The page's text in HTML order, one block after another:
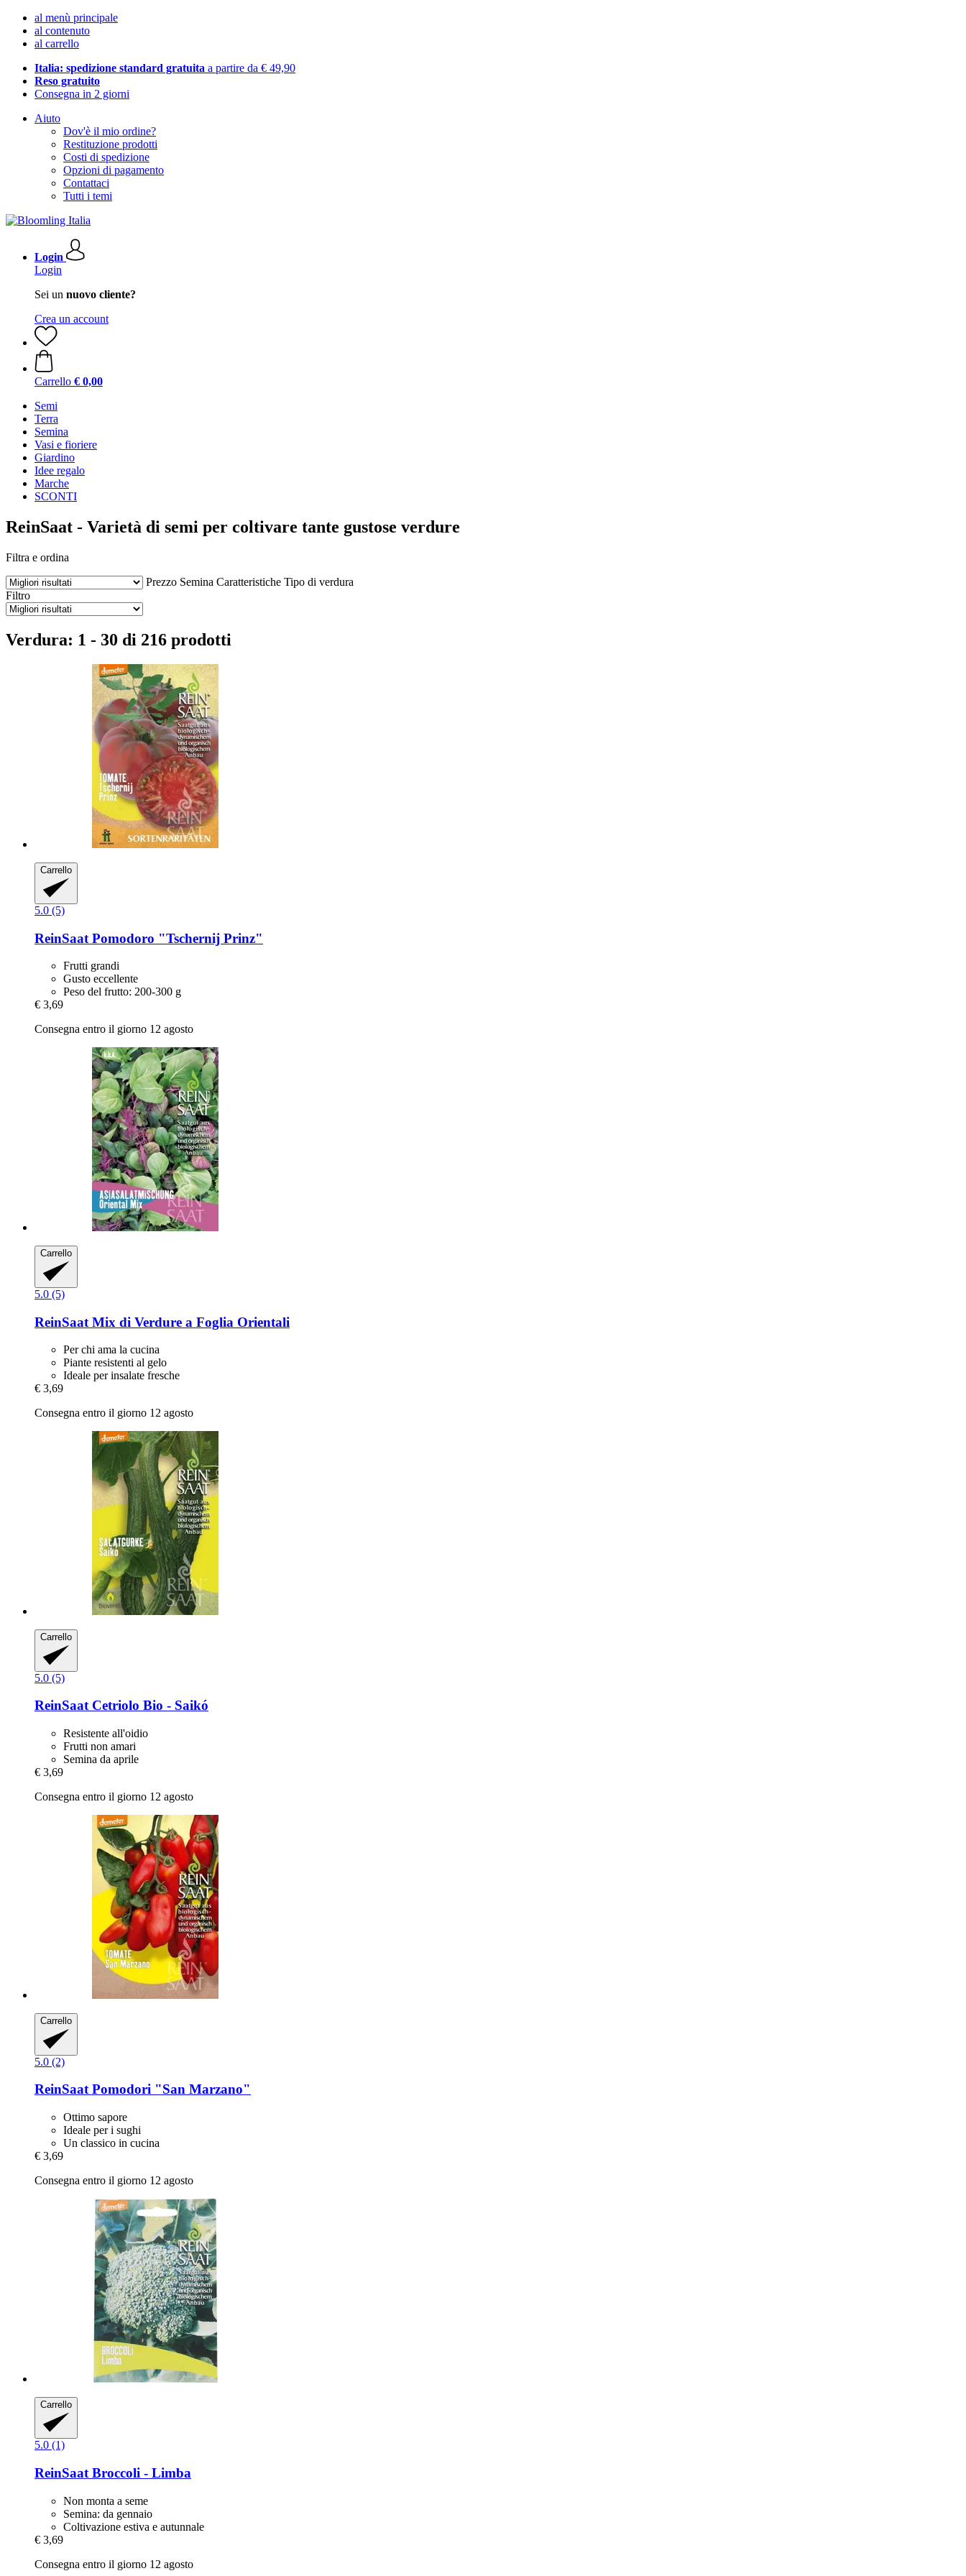
al menù principale
al contenuto
al carrello
Italia: spedizione standard gratuita a partire da € 49,90
Reso gratuito
Consegna in 2 giorni
Aiuto
Dov'è il mio ordine?
Restituzione prodotti
Costi di spedizione
Opzioni di pagamento
Contattaci
Tutti i temi
Login
Login
Sei un nuovo cliente?
Crea un account
Carrello € 0,00
Semi
Terra
Semina
Vasi e fioriere
Giardino
Idee regalo
Marche
SCONTI
ReinSaat - Varietà di semi per coltivare tante gustose verdure
Filtra e ordina
Prezzo Semina Caratteristiche Tipo di verdura
Filtro
Verdura: 1 - 30 di 216 prodotti
Carrello
5.0 (5)
ReinSaat Pomodoro "Tschernij Prinz"
Frutti grandi
Gusto eccellente
Peso del frutto: 200-300 g
€ 3,69
Consegna entro il giorno 12 agosto
Carrello
5.0 (5)
ReinSaat Mix di Verdure a Foglia Orientali
Per chi ama la cucina
Piante resistenti al gelo
Ideale per insalate fresche
€ 3,69
Consegna entro il giorno 12 agosto
Carrello
5.0 (5)
ReinSaatCetriolo Bio -​ Saikó
Resistente all'oidio
Frutti non amari
Semina da aprile
€ 3,69
Consegna entro il giorno 12 agosto
Carrello
5.0 (2)
ReinSaatPomodori "San Marzano"
Ottimo sapore
Ideale per i sughi
Un classico in cucina
€ 3,69
Consegna entro il giorno 12 agosto
Carrello
5.0 (1)
ReinSaat Broccoli -​ Limba
Non monta a seme
Semina: da gennaio
Coltivazione estiva e autunnale
€ 3,69
Consegna entro il giorno 12 agosto